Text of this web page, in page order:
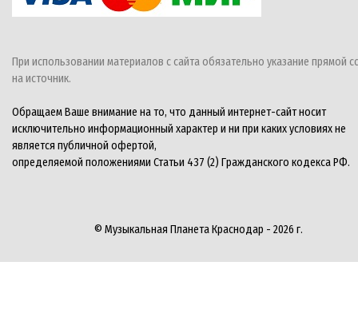
При использовании материалов с сайта обязательно указание прямой
на источник.
Обращаем Ваше внимание на то, что данный интернет-сайт носит
исключительно информационный характер и ни при каких условиях не
является публичной офертой,
определяемой положениями Статьи 437 (2) Гражданского кодекса РФ.
© Музыкальная Планета Краснодар - 2026 г.